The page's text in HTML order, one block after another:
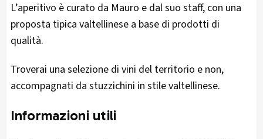
L’aperitivo è curato da Mauro e dal suo staff, con una
proposta tipica valtellinese a base di prodotti di
qualità.
Troverai una selezione di vini del territorio e non,
accompagnati da stuzzichini in stile valtellinese.
Informazioni utili